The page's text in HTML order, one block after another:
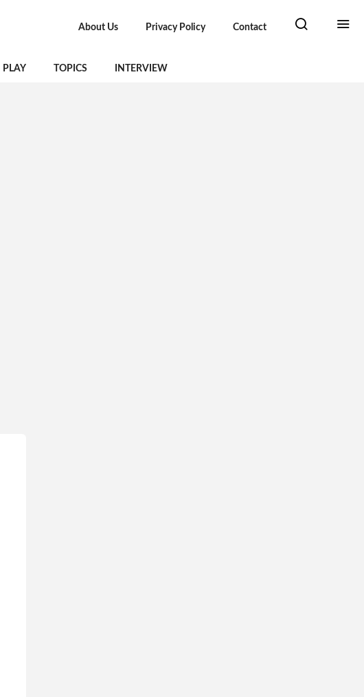
About Us Privacy Policy Contact
PLAY TOPICS INTERVIEW